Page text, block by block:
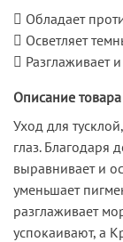
 Обладает
 Осветляет
 Разглаживает
Описание товара
Уход для
глаз. Благодаря
выравнивает и
уменьшает
разглаживает
успокаивают, а